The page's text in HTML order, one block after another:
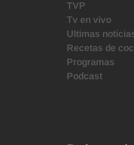
TVP
Tv en vivo
Ultimas
Recetas de
Programas
Podcast